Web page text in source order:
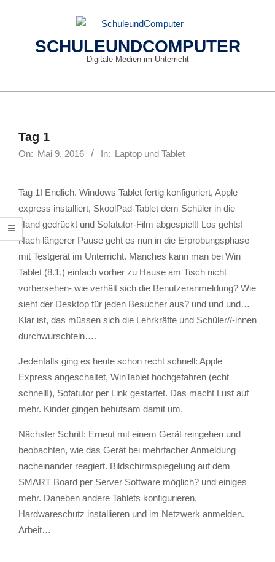
SCHULEUNDCOMPUTER
Digitale Medien im Unterricht
MenuTag 1
On: Mai 9, 2016 In: Laptop und Tablet
Tag 1! Endlich. Windows Tablet fertig konfiguriert, Apple
express installiert, SkoolPad-Tablet dem Schüler in die
Hand gedrückt und Sofatutor-Film abgespielt! Los gehts!
Nach längerer Pause geht es nun in die Erprobungsphase
mit Testgerät im Unterricht. Manches kann man bei Win
Tablet (8.1.) einfach vorher zu Hause am Tisch nicht
vorhersehen- wie verhält sich die Benutzeranmeldung? Wie
sieht der Desktop für jeden Besucher aus? und und und…
Klar ist, das müssen sich die Lehrkräfte und Schüler//-innen
durchwurschteln….
Jedenfalls ging es heute schon recht schnell: Apple
Express angeschaltet, WinTablet hochgefahren (echt
schnell!), Sofatutor per Link gestartet. Das macht Lust auf
mehr. Kinder gingen behutsam damit um.
Nächster Schritt: Erneut mit einem Gerät reingehen und
beobachten, wie das Gerät bei mehrfacher Anmeldung
nacheinander reagiert. Bildschirmspiegelung auf dem
SMART Board per Server Software möglich? und einiges
mehr. Daneben andere Tablets konfigurieren,
Hardwareschutz installieren und im Netzwerk anmelden.
Arbeit…